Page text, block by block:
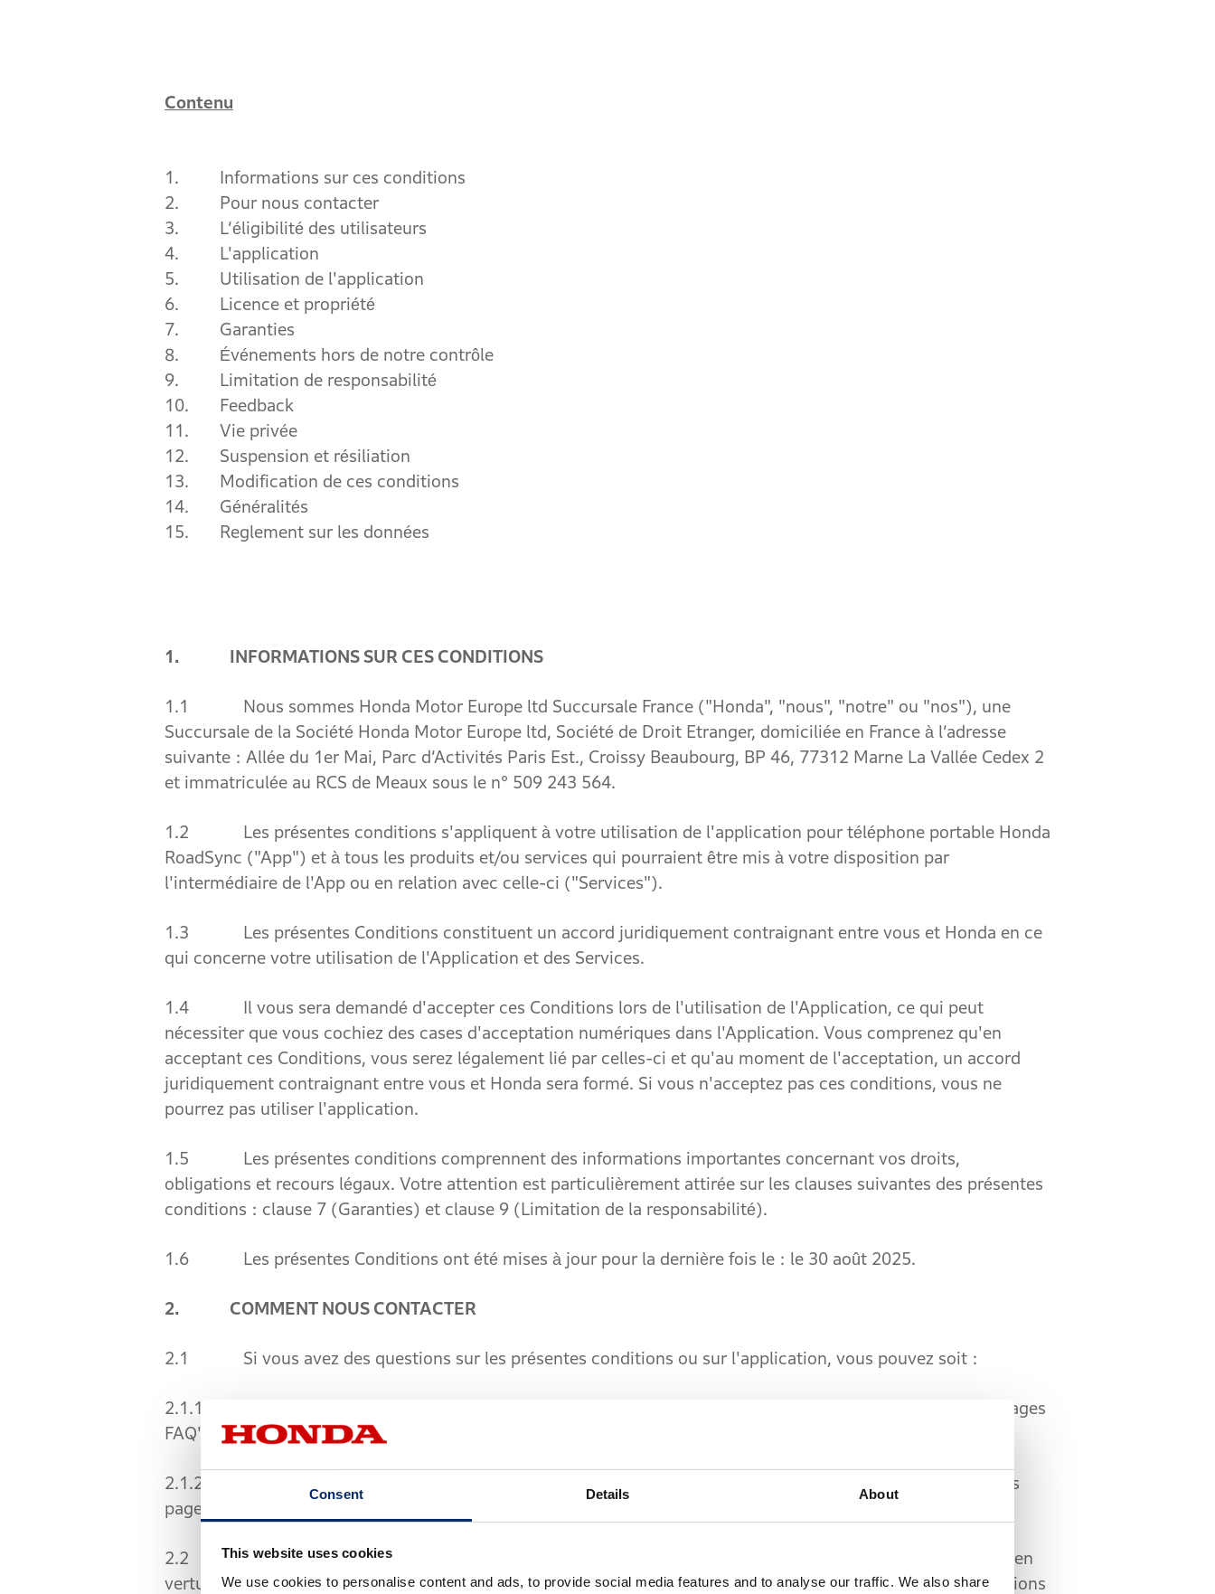
Consent Details About
This website uses cookies
We use cookies to personalise content and ads, to provide social media features and to analyse our traffic. We also share
Contenu
1.
Informations sur ces conditions
2.
Pour nous contacter
3.
L’éligibilité des utilisateurs
4.
L'application
5.
Utilisation de l'application
6.
Licence et propriété
7.
Garanties
8.
Événements hors de notre contrôle
9.
Limitation de responsabilité
10.
Feedback
11.
Vie privée
12.
Suspension et résiliation
13.
Modification de ces conditions
14.
Généralités
15.
Reglement sur les données
1. INFORMATIONS SUR CES CONDITIONS
1.1 Nous sommes Honda Motor Europe ltd Succursale France ("Honda", "nous", "notre" ou "nos"), une
Succursale de la Société Honda Motor Europe ltd, Société de Droit Etranger, domiciliée en France à l’adresse
suivante : Allée du 1er Mai, Parc d’Activités Paris Est., Croissy Beaubourg, BP 46, 77312 Marne La Vallée Cedex 2
et immatriculée au RCS de Meaux sous le n° 509 243 564.
1.2 Les présentes conditions s'appliquent à votre utilisation de l'application pour téléphone portable Honda
RoadSync ("App") et à tous les produits et/ou services qui pourraient être mis à votre disposition par
l'intermédiaire de l'App ou en relation avec celle-ci ("Services").
1.3 Les présentes Conditions constituent un accord juridiquement contraignant entre vous et Honda en ce
qui concerne votre utilisation de l'Application et des Services.
1.4 Il vous sera demandé d'accepter ces Conditions lors de l'utilisation de l'Application, ce qui peut
nécessiter que vous cochiez des cases d'acceptation numériques dans l'Application. Vous comprenez qu'en
acceptant ces Conditions, vous serez légalement lié par celles-ci et qu'au moment de l'acceptation, un accord
juridiquement contraignant entre vous et Honda sera formé. Si vous n'acceptez pas ces conditions, vous ne
pourrez pas utiliser l'application.
1.5 Les présentes conditions comprennent des informations importantes concernant vos droits,
obligations et recours légaux. Votre attention est particulièrement attirée sur les clauses suivantes des présentes
conditions : clause 7 (Garanties) et clause 9 (Limitation de la responsabilité).
1.6 Les présentes Conditions ont été mises à jour pour la dernière fois le : le 30 août 2025.
2. COMMENT NOUS CONTACTER
2.1 Si vous avez des questions sur les présentes conditions ou sur l'application, vous pouvez soit :
2.1.1 Consulter la section des questions fréquemment posées et des réponses du site web de Honda ("Pages
FAQ") à l'adresse [https://global.honda/en/voice-control-system/EN/faq.html] ; et
2.1.2 Nous contacter en utilisant les méthodes de contact et les coordonnées qui sont disponibles sur les
pages FAQ ou qui vous ont été communiquées par Honda.
2.2 Rien dans les présentes conditions n'affecte les droits que vous pouvez avoir en droit, par exemple en
vertu de la loi de 2014 sur les droits des consommateurs, également appelée "Loi Hamon". Pour des informations